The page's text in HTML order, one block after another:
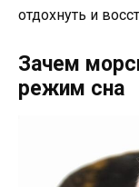
отдохнуть и
Зачем
режим сна